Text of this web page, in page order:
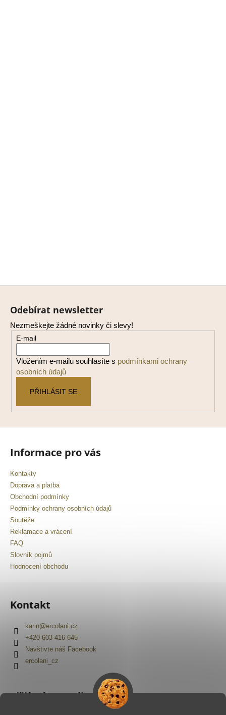
Odebírat newsletter
Nezmeškejte žádné novinky či slevy!
E-mail
Vložením e-mailu souhlasíte s podmínkami ochrany
osobních údajů
PŘIHLÁSIT SE
Informace pro vás
Kontakty
Doprava a platba
Obchodní podmínky
Podmínky ochrany osobních údajů
Soutěže
Reklamace a vrácení
FAQ
Slovník pojmů
Hodnocení obchodu
Kontakt
karin@ercolani.cz
+420 603 416 645
Navštivte náš Facebook
ercolani_cz
Přijímáme online platby